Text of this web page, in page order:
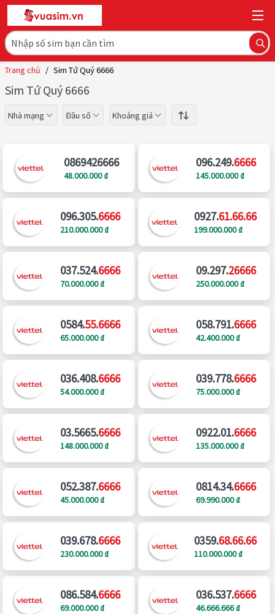
Trang chủ / Sim Tứ Quý 6666
Sim Tứ Quý 6666
Nhà mạng Đầu số Khoảng giá
0869426666
48.000.000 ₫
096.249.6666
145.000.000 ₫
096.305.6666
210.000.000 ₫
0927.61.66.66
199.000.000 ₫
037.524.6666
70.000.000 ₫
09.297.26666
250.000.000 ₫
0584.55.6666
65.000.000 ₫
058.791.6666
42.400.000 ₫
036.408.6666
54.000.000 ₫
039.778.6666
75.000.000 ₫
03.5665.6666
148.000.000 ₫
0922.01.6666
135.000.000 ₫
052.387.6666
45.000.000 ₫
0814.34.6666
69.990.000 ₫
039.678.6666
230.000.000 ₫
0359.68.66.66
110.000.000 ₫
086.584.6666
69.000.000 ₫
036.537.6666
46.666.666 ₫